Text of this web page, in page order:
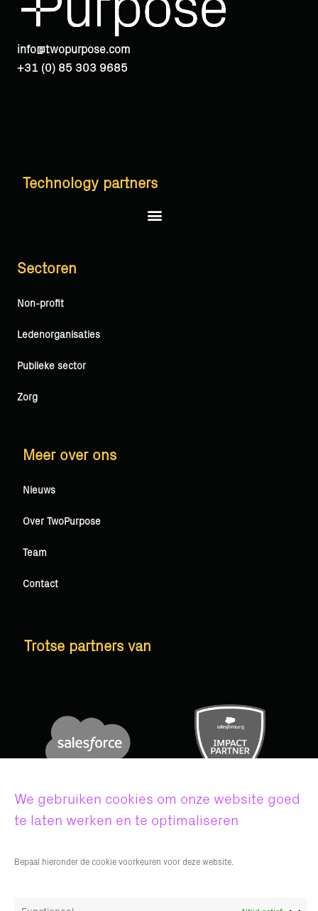
We gebruiken cookies om onze website goed
te laten werken en te optimaliseren
Bepaal hieronder de cookie voorkeuren voor deze website.
info@twopurpose.com
+31 (0) 85 303 9685
Technology partners
Sectoren
Non-profit
Ledenorganisaties
Publieke sector
Zorg
Meer over ons
Nieuws
Over TwoPurpose
Team
Contact
Trotse partners van